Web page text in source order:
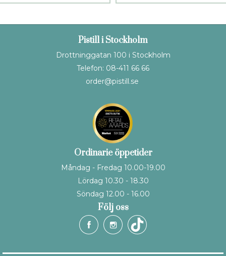
Pistill i Stockholm
Drottninggatan 100 i Stockholm
Telefon: 08-411 66 66
order@pistill.se
Ordinarie öppetider
Måndag - Fredag 10.00-19.00
Lördag 10.30 - 18.30
Söndag 12.00 - 16.00
Följ oss